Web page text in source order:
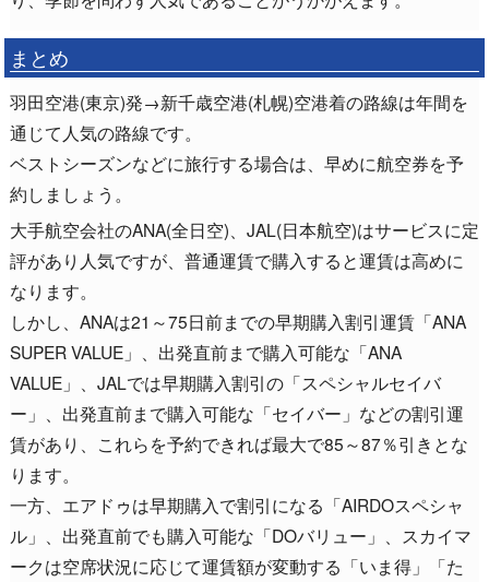
まとめ
羽田空港(東京)発→新千歳空港(札幌)空港着の路線は年間を
通じて人気の路線です。
ベストシーズンなどに旅行する場合は、早めに航空券を予
約しましょう。
大手航空会社のANA(全日空)、JAL(日本航空)はサービスに定
評があり人気ですが、普通運賃で購入すると運賃は高めに
なります。
しかし、ANAは21～75日前までの早期購入割引運賃「ANA
SUPER VALUE」、出発直前まで購入可能な「ANA
VALUE」、JALでは早期購入割引の「スペシャルセイバ
ー」、出発直前まで購入可能な「セイバー」などの割引運
賃があり、これらを予約できれば最大で85～87％引きとな
ります。
一方、エアドゥは早期購入で割引になる「AIRDOスペシャ
ル」、出発直前でも購入可能な「DOバリュー」、スカイマ
ークは空席状況に応じて運賃額が変動する「いま得」「た